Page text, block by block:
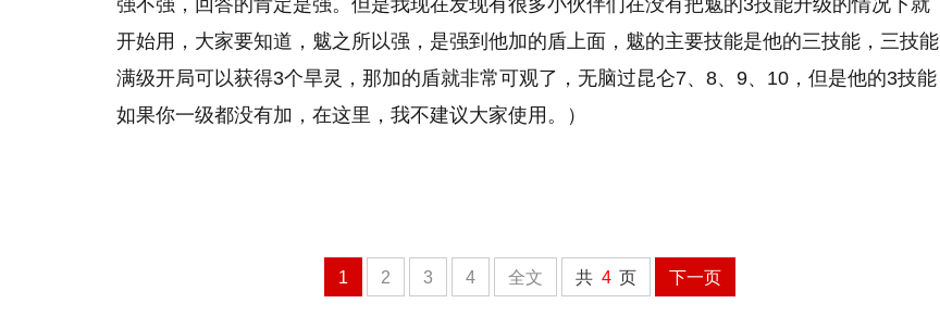
开始用，大家要知道，魃之所以强，是强到他加的盾上面，魃的主要技能是他的三技能，三技能
满级开局可以获得3个旱灵，那加的盾就非常可观了，无脑过昆仑7、8、9、10，但是他的3技能
如果你一级都没有加，在这里，我不建议大家使用。）
1 2 3 4 全文 共 4 页 下一页